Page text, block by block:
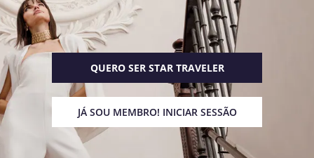
QUERO SER STAR TRAVELER
JÁ SOU MEMBRO! INICIAR SESSÃO